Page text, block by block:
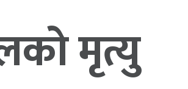
मृत्यु